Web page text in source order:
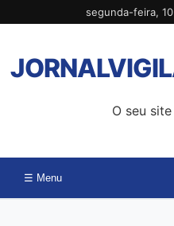
para
conteúdo
segunda-feira,
O seu
☰ Menu